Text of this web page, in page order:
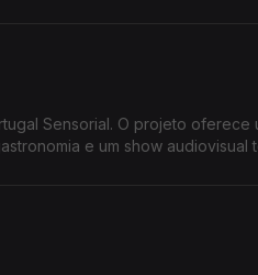
Sensorial. O projeto oferece
e um show audiovisual